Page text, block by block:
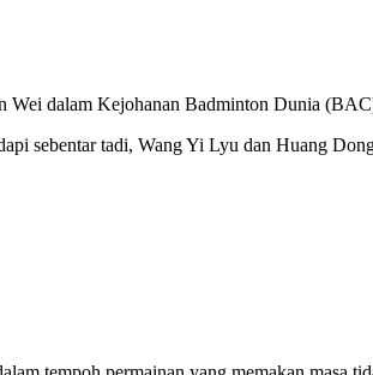
Wei dalam Kejohanan Badminton Dunia
sebentar tadi, Wang Yi Lyu dan Huang